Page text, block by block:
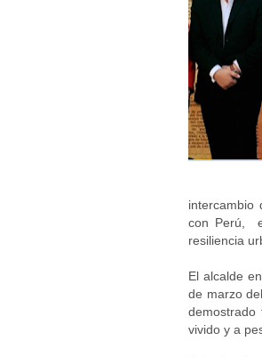
intercambio
con Perú,
resiliencia
El alcalde
de marzo
demostrado
vivido y a